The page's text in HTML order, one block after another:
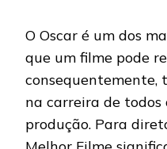
O Oscar é um dos
que um filme pode
consequentemente,
na carreira de todos
produção. Para